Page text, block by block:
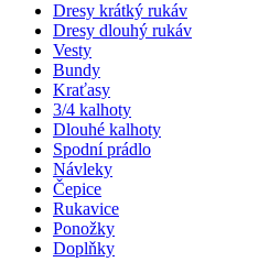
Dresy krátký rukáv
Dresy dlouhý rukáv
Vesty
Bundy
Kraťasy
3/4 kalhoty
Dlouhé kalhoty
Spodní prádlo
Návleky
Čepice
Rukavice
Ponožky
Doplňky